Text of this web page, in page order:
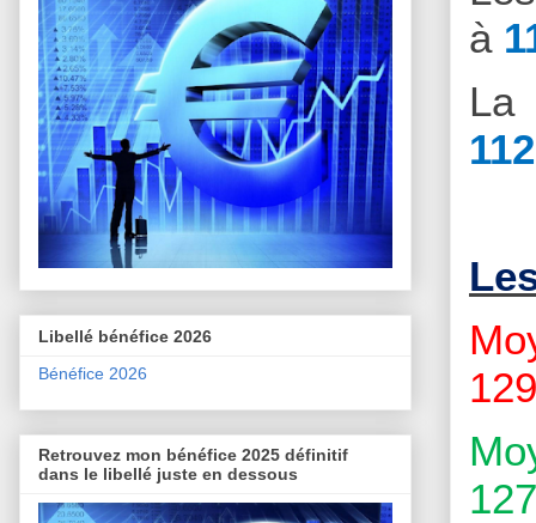
à
La
Libellé bénéfice 2026
Bénéfice 2026
Retrouvez mon bénéfice 2025 définitif
dans le libellé juste en dessous